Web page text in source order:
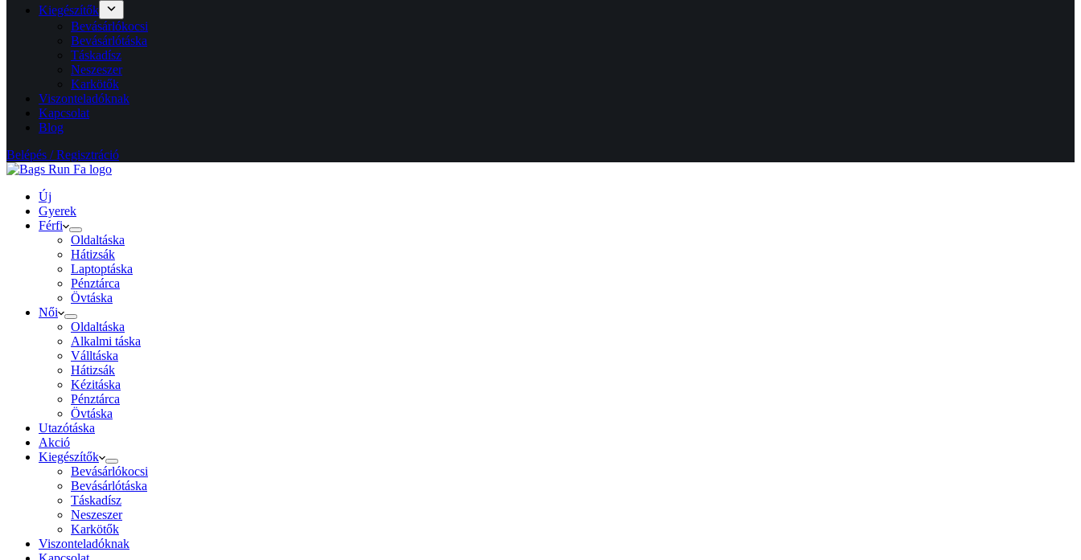
Kiegészítők
Bevásárlókocsi
Bevásárlótáska
Táskadísz
Neszeszer
Karkötők
Viszonteladóknak
Kapcsolat
Blog
Belépés / Regisztráció
Új
Gyerek
Férfi
Oldaltáska
Hátizsák
Laptoptáska
Pénztárca
Övtáska
Női
Oldaltáska
Alkalmi táska
Válltáska
Hátizsák
Kézitáska
Pénztárca
Övtáska
Utazótáska
Akció
Kiegészítők
Bevásárlókocsi
Bevásárlótáska
Táskadísz
Neszeszer
Karkötők
Viszonteladóknak